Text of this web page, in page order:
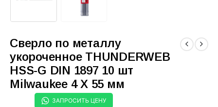
Сверло по металлу
укороченное THUNDERWEB
HSS-G DIN 1897 10 шт
Milwaukee 4 X 55 мм
ЗАПРОСИТЬ ЦЕНУ